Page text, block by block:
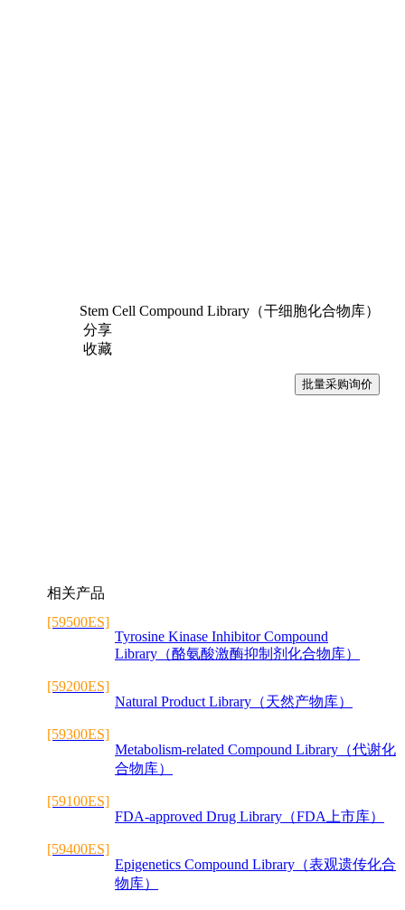
Stem Cell Compound Library（干细胞化合物库）
分享
收藏
批量采购询价
相关产品
[59500ES]
Tyrosine Kinase Inhibitor Compound
Library（酪氨酸激酶抑制剂化合物库）
[59200ES]
Natural Product Library（天然产物库）
[59300ES]
Metabolism-related Compound Library（代谢化
合物库）
[59100ES]
FDA-approved Drug Library（FDA上市库）
[59400ES]
Epigenetics Compound Library（表观遗传化合
物库）